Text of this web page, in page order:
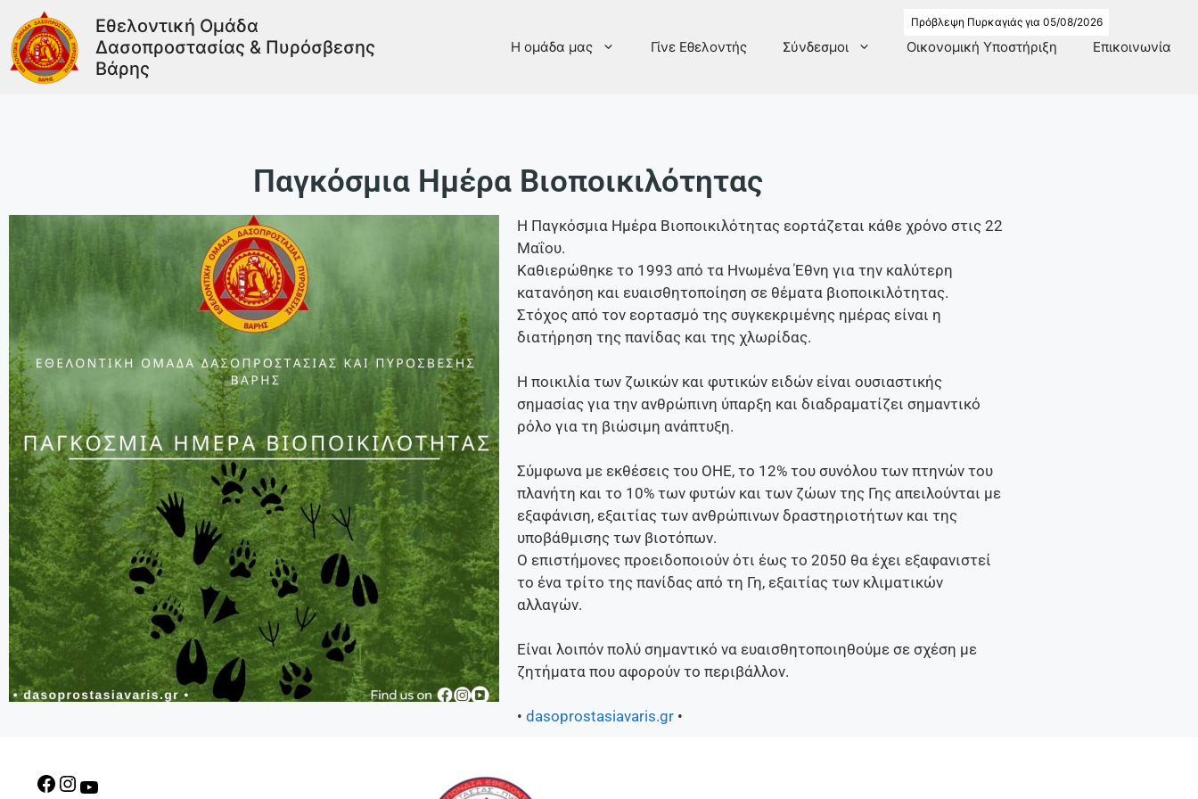
Εθελοντική Ομάδα
Δασοπροστασίας & Πυρόσβεσης
Βάρης
Πρόβλεψη Πυρκαγιάς για 05/08/2026
Η ομάδα μας Γίνε Εθελοντής Σύνδεσμοι Οικονομική Υποστήριξη Επικοινωνία
Παγκόσμια Ημέρα Βιοποικιλότητας
Η Παγκόσμια Ημέρα Βιοποικιλότητας εορτάζεται κάθε χρόνο στις 22
Μαΐου.
Καθιερώθηκε το 1993 από τα Ηνωμένα Έθνη για την καλύτερη
κατανόηση και ευαισθητοποίηση σε θέματα βιοποικιλότητας.
Στόχος από τον εορτασμό της συγκεκριμένης ημέρας είναι η
διατήρηση της πανίδας και της χλωρίδας.
Η ποικιλία των ζωικών και φυτικών ειδών είναι ουσιαστικής
σημασίας για την ανθρώπινη ύπαρξη και διαδραματίζει σημαντικό
ρόλο για τη βιώσιμη ανάπτυξη.
Σύμφωνα με εκθέσεις του ΟΗΕ, το 12% του συνόλου των πτηνών του
πλανήτη και το 10% των φυτών και των ζώων της Γης απειλούνται με
εξαφάνιση, εξαιτίας των ανθρώπινων δραστηριοτήτων και της
υποβάθμισης των βιοτόπων.
Ο επιστήμονες προειδοποιούν ότι έως το 2050 θα έχει εξαφανιστεί
το ένα τρίτο της πανίδας από τη Γη, εξαιτίας των κλιματικών
αλλαγών.
Είναι λοιπόν πολύ σημαντικό να ευαισθητοποιηθούμε σε σχέση με
ζητήματα που αφορούν το περιβάλλον.
• dasoprostasiavaris.gr •